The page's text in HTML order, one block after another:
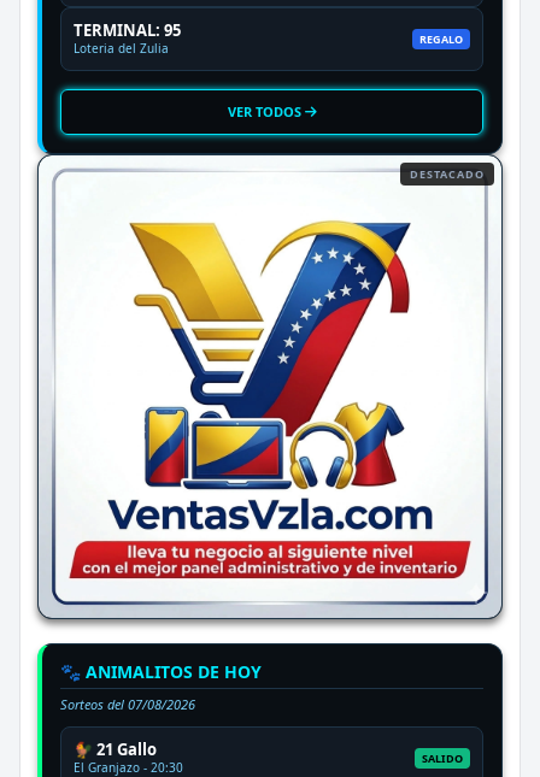
TERMINAL: 95
Loteria del Zulia
REGALO
VER TODOS
DESTACADO
🐾 ANIMALITOS DE HOY
Sorteos del 07/08/2026
🐓 21 Gallo
El Granjazo - 20:30
SALIDO